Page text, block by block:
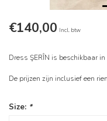
€140,00 Incl. btw
Dress ŞERÎN is beschikbaar
De prijzen zijn inclusief een
Size: *